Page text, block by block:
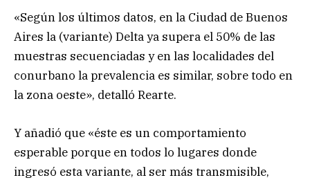
«Según los últimos datos, en la Ciudad de Buenos
Aires la (variante) Delta ya supera el 50% de las
muestras secuenciadas y en las localidades del
conurbano la prevalencia es similar, sobre todo en
la zona oeste», detalló Rearte.
Y añadió que «éste es un comportamiento
esperable porque en todos lo lugares donde
ingresó esta variante, al ser más transmisible,